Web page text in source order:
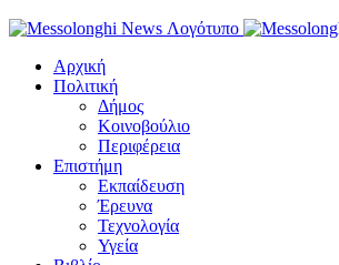
Αρχική
Πολιτική
Δήμος
Κοινοβούλιο
Περιφέρεια
Επιστήμη
Εκπαίδευση
Έρευνα
Τεχνολογία
Υγεία